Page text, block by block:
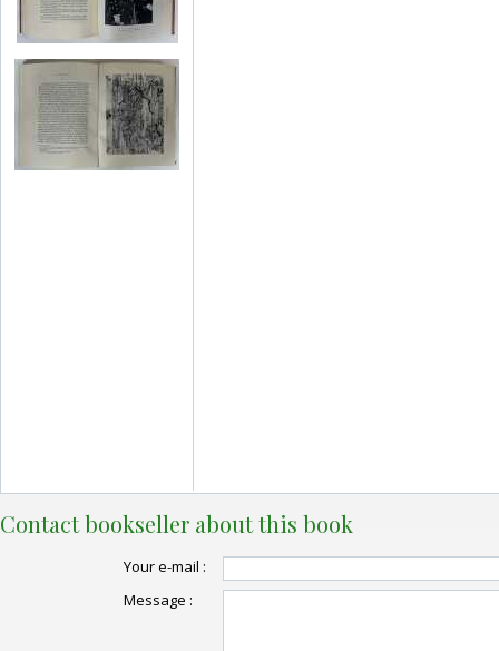
Contact bookseller about this book
Your e-mail :
Message :